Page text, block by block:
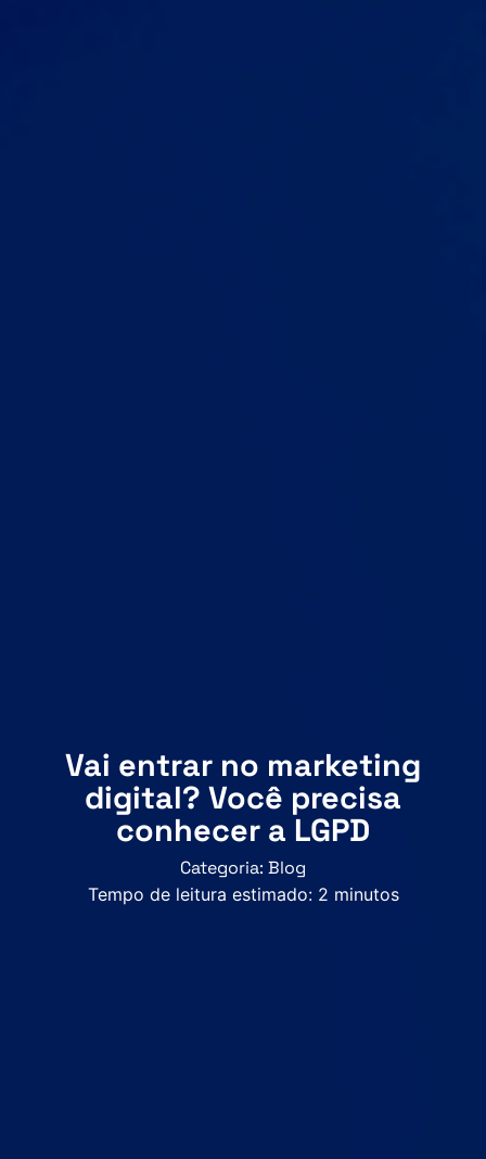
Vai entrar no marketing
digital? Você precisa
conhecer a LGPD
Categoria: Blog
Tempo de leitura estimado: 2 minutos